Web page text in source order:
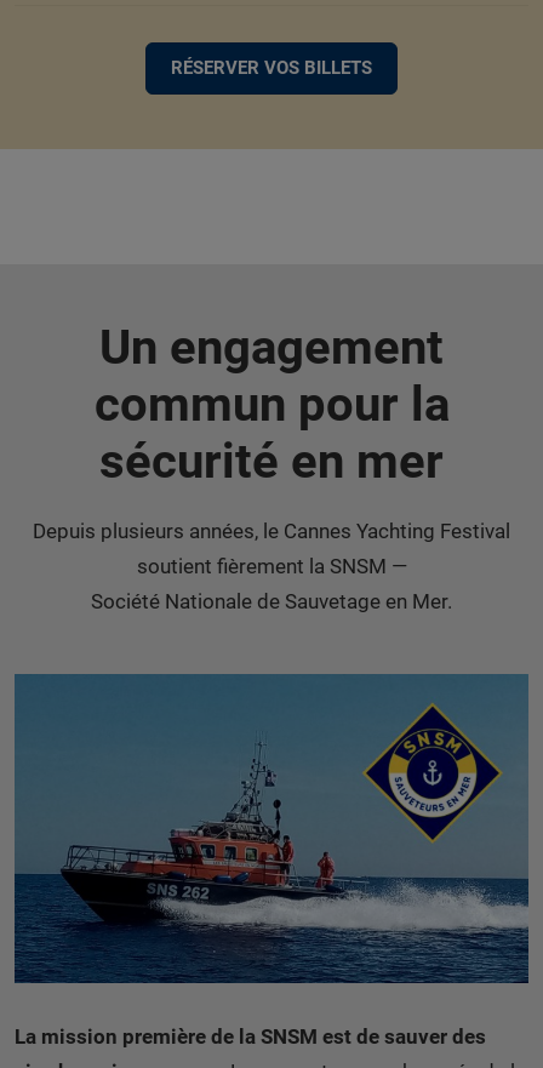
RÉSERVER VOS BILLETS
Un engagement
commun pour la
sécurité en mer
Depuis plusieurs années, le Cannes Yachting Festival
soutient fièrement la SNSM —
Société Nationale de Sauvetage en Mer.
La mission première de la SNSM est de sauver des